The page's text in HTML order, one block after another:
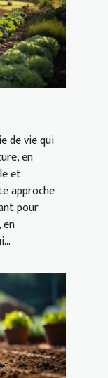
de vie qui
en
et
approche
pour